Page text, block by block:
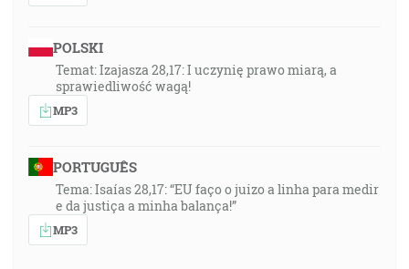
POLSKI
Temat: Izajasza 28,17: I uczynię prawo miarą, a
sprawiedliwość wagą!
MP3
PORTUGUÊS
Tema: Isaías 28,17: “EU faço o juizo a linha para medir
e da justiça a minha balança!”
MP3